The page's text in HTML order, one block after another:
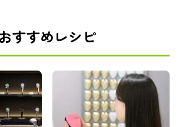
おすすめレシピ